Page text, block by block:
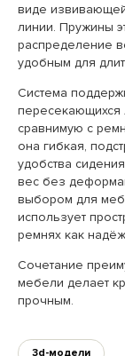
виде
линии. Пружины
распределение
удобным для
Система
пересекающихся
сравнимую с
она гибкая,
удобства
вес без
выбором для
использует
ремнях как
Сочетание
мебели делает
прочным.
3d-модели